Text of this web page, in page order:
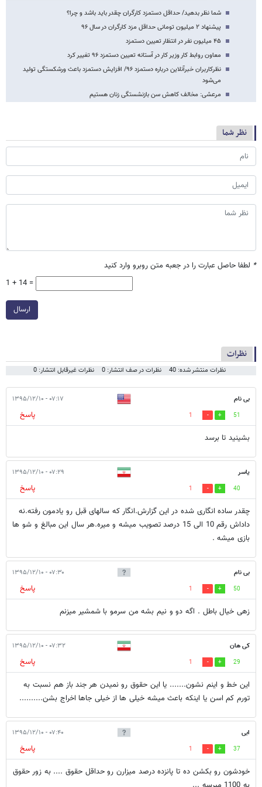
شما نظر بدهید/ حداقل دستمزد کارگران چقدر باید باشد و چرا؟
پیشنهاد ۲ میلیون تومانی حداقل مزد کارگران در سال ۹۶
۴۵ میلیون نفر در انتظار تعیین دستمزد
معاون روابط کار وزیر کار در آستانه تعیین دستمزد ۹۶ تغییر کرد
نظرکاربران خبرآنلاین درباره دستمزد ۹۶/ افزایش دستمزد باعث ورشکستگی تولید
می‌شود
مرعشی: مخالف کاهش سن بازنشستگی زنان هستیم
نظر شما
* لطفا حاصل عبارت را در جعبه متن روبرو وارد کنید
1 + 14 =
ارسال
نظرات
نظرات منتشر شده: 40 نظرات در صف انتشار: 0 نظرات غیرقابل انتشار: 0
بی نام ۰۷:۱۷ - ۱۳۹۵/۱۲/۱۰
51
1
پاسخ
بشینید تا برسد
یاسر ۰۷:۲۹ - ۱۳۹۵/۱۲/۱۰
40
1
پاسخ
چقدر ساده انگاری شده در این گزارش.انگار که سالهای قبل رو یادمون رفته.نه
داداش رقم 10 الی 15 درصد تصویب میشه و میره.هر سال این مبالغ و شو ها
بازی میشه .
بی نام ۰۷:۳۰ - ۱۳۹۵/۱۲/۱۰
50
1
پاسخ
زهی خیال باطل . اگه دو و نیم بشه من سرمو با شمشیر میزنم
کی هان ۰۷:۳۲ - ۱۳۹۵/۱۲/۱۰
29
1
پاسخ
این خط و اینم نشون....... یا این حقوق رو نمیدن هر جند باز هم نسبت به
تورم کم اسن یا اینکه باعث میشه خیلی ها از خیلی جاها اخراج بشن..........
ابی ۰۷:۴۰ - ۱۳۹۵/۱۲/۱۰
37
1
پاسخ
خودشون رو بکشن ده تا پانزده درصد میزارن رو حداقل حقوق .... به زور حقوق